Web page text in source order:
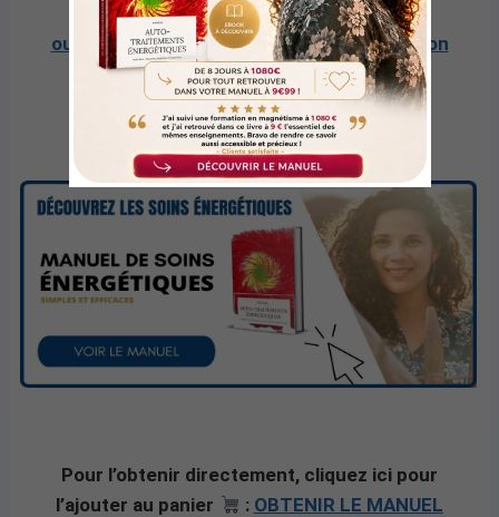
Cliquez ici pour en savoir plus sur cet
ouvrage et commencer votre transformation
personnelle.
Pour l’obtenir directement, cliquez ici pour
l’ajouter au panier
: OBTENIR LE MANUEL